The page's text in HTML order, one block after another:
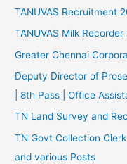
TANUVAS Recruitment
TANUVAS Milk
Greater Chennai
Deputy Director of
| 8th Pass | Office
TN Land Survey and
TN Govt Collection
and various Posts